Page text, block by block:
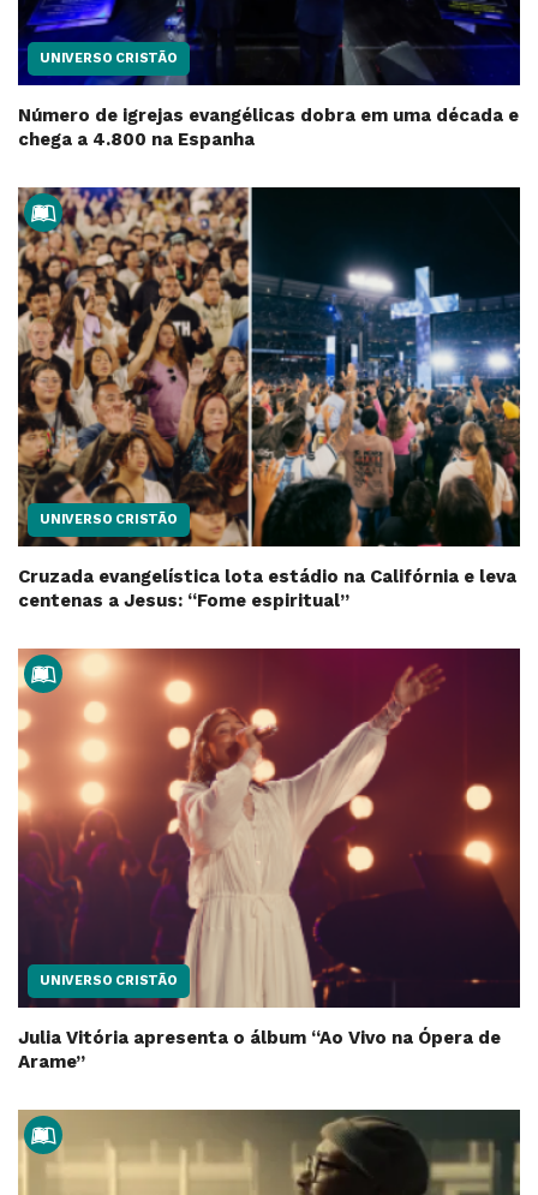
UNIVERSO CRISTÃO
Número de igrejas evangélicas dobra em uma década e
chega a 4.800 na Espanha
UNIVERSO CRISTÃO
Cruzada evangelística lota estádio na Califórnia e leva
centenas a Jesus: “Fome espiritual”
UNIVERSO CRISTÃO
Julia Vitória apresenta o álbum “Ao Vivo na Ópera de
Arame”